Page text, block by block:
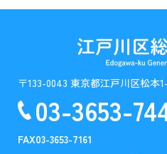
〒133-0043 東京都江戸川区松本
03-3653-
FAX03-3653-7161